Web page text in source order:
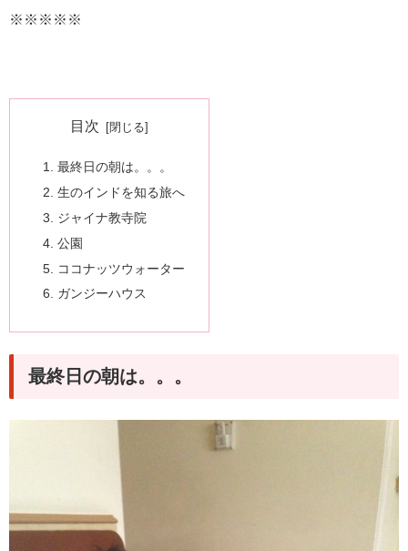
※※※※※
目次
最終日の朝は。。。
生のインドを知る旅へ
ジャイナ教寺院
公園
ココナッツウォーター
ガンジーハウス
最終日の朝は。。。